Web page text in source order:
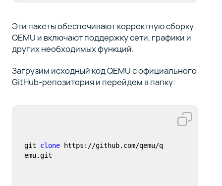
Эти пакеты обеспечивают корректную сборку
QEMU и включают поддержку сети, графики и
других необходимых функций.
Загрузим исходный код QEMU с официального
GitHub-репозитория и перейдем в папку:
git clone https://github.com/qemu/q
emu.git